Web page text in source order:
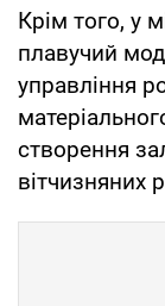
Крім того, у
плавучий
управління
створення
вітчизняних